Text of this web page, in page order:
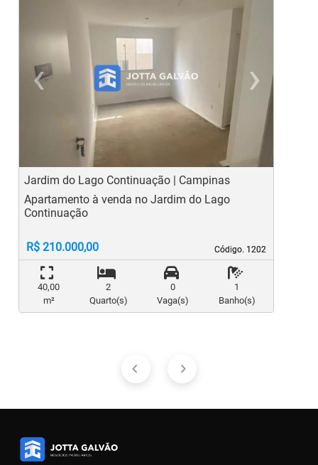
‹
Previous
›
Jardim do Lago Continuação | Campinas
Código. 1202
Código. 1202
Apartamento à venda no Jardim do Lago
Continuação
R$ 210.000,00
40,00
m²
2
Quarto(s)
0
Vaga(s)
1
Banho(s)